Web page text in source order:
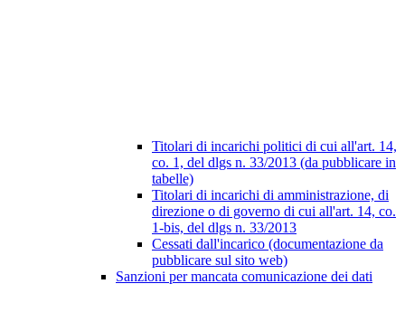
Titolari di incarichi politici di cui all'art. 14,
co. 1, del dlgs n. 33/2013 (da pubblicare in
tabelle)
Titolari di incarichi di amministrazione, di
direzione o di governo di cui all'art. 14, co.
1-bis, del dlgs n. 33/2013
Cessati dall'incarico (documentazione da
pubblicare sul sito web)
Sanzioni per mancata comunicazione dei dati